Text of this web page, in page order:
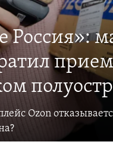
Россия»:
Ozon